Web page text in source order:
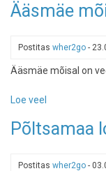
mõis
Ääsmäe
Postitas wher2go -
Ääsmäe mõisal on
Loe veel
mõisa
Põltsamaa
Postitas wher2go -